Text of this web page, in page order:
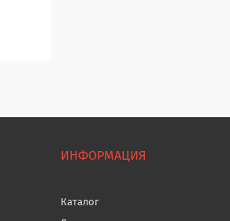
ИНФОРМАЦИЯ
Каталог